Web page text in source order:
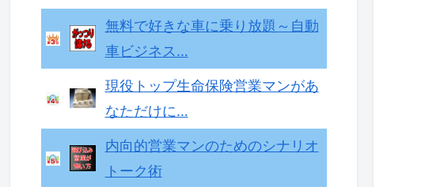
無料で好きな車に乗り放題～自動
車ビジネス…
現役トップ生命保険営業マンがあ
なただけに…
内向的営業マンのためのシナリオ
トーク術